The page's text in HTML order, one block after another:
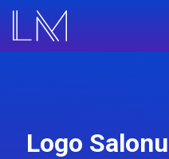
Logo